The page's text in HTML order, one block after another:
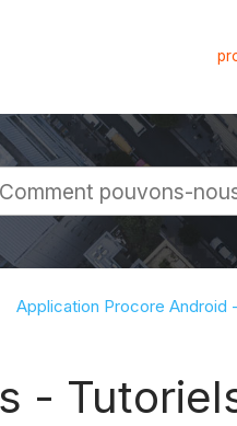
globale
Application Procore Android
-